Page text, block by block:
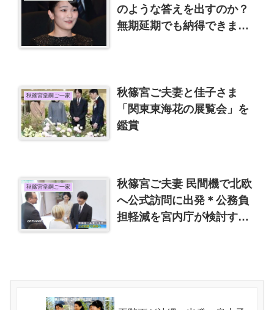
のような答えを出すのか？
無期延期でも納得できませ
秋篠宮皇嗣ご一家
秋篠宮ご夫妻と佳子さま
「関東東海花の展覧会」を
鑑賞
秋篠宮皇嗣ご一家
秋篠宮ご夫妻 民間機で北欧
へ公式訪問に出発＊公務負
担軽減を宮内庁が検討する